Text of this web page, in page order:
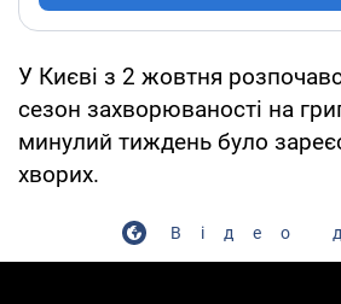
У Києві з 2 жовтня
сезон захворюваності на
минулий тиждень було
хворих.
Відео